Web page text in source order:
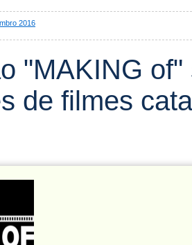
2016
"MAKING of"
de filmes